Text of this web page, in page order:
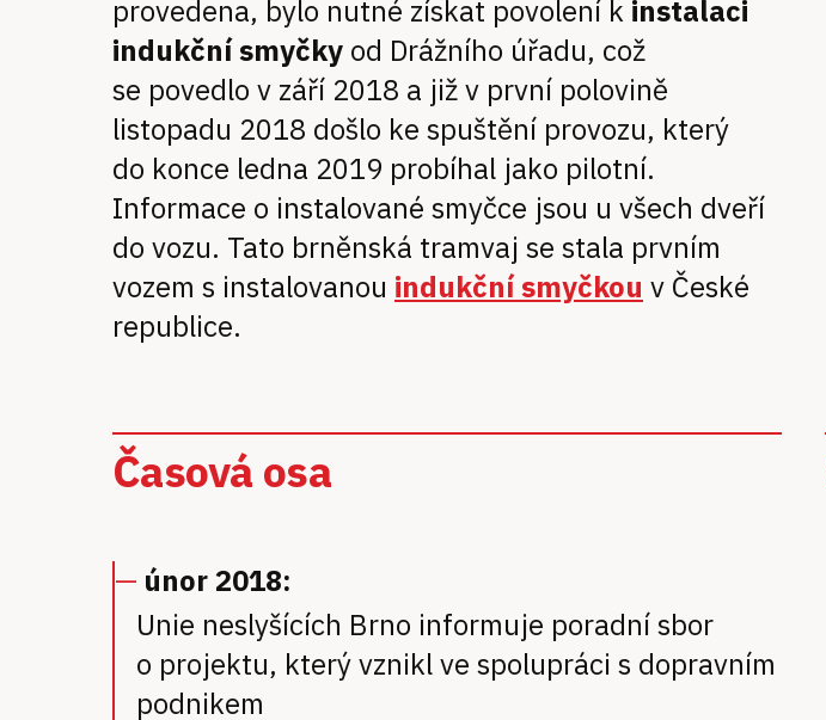
provedena, bylo nutné získat povolení k instalaci
indukčnísmyčky od Drážního úřadu, což
se povedlo v září 2018 a již v první polovině
listopadu 2018 došlo ke spuštění provozu, který
do konce ledna 2019 probíhal jako pilotní.
Informace o instalované smyčce jsou u všech dveří
do vozu. Tato brněnská tramvaj se stala prvním
vozem s instalovanou indukční smyčkou v České
republice.
Časová osa
únor 2018:
Unie neslyšících Brno informuje poradní sbor
o projektu, který vznikl ve spolupráci s dopravním
podnikem